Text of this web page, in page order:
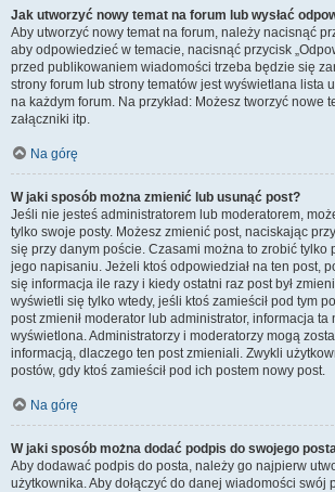
Jak utworzyć nowy temat na forum lub wysłać
Aby utworzyć nowy temat na forum, należy nacisnąć
aby odpowiedzieć w temacie, nacisnąć przycisk
przed publikowaniem wiadomości trzeba będzie się
strony forum lub strony tematów jest wyświetlana lista
na każdym forum. Na przykład: Możesz tworzyć nowe
załączniki itp.
Na górę
W jaki sposób można zmienić lub usunąć post?
Jeśli nie jesteś administratorem lub moderatorem,
tylko swoje posty. Możesz zmienić post, naciskając
się przy danym poście. Czasami można to zrobić tylko
jego napisaniu. Jeżeli ktoś odpowiedział na ten post,
się informacja ile razy i kiedy ostatni raz post był
wyświetli się tylko wtedy, jeśli ktoś zamieścił pod tym
post zmienił moderator lub administrator, informacja ta
wyświetlona. Administratorzy i moderatorzy mogą
informacją, dlaczego ten post zmieniali. Zwykli
postów, gdy ktoś zamieścił pod ich postem nowy post.
Na górę
W jaki sposób można dodać podpis do swojego
Aby dodawać podpis do posta, należy go najpierw
użytkownika. Aby dołączyć do danej wiadomości swój